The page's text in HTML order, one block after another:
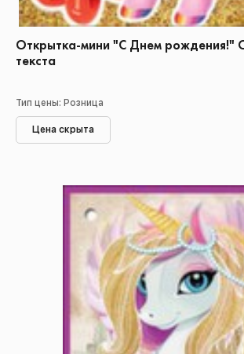
Открытка-мини "С Днем рождения!"
текста
Тип цены: Розница
Цена скрыта